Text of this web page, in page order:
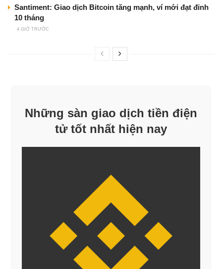
Santiment: Giao dịch Bitcoin tăng mạnh, ví mới đạt đỉnh
10 tháng
4 GIỜ TRƯỚC
Những sàn giao dịch tiền điện
tử tốt nhất hiện nay